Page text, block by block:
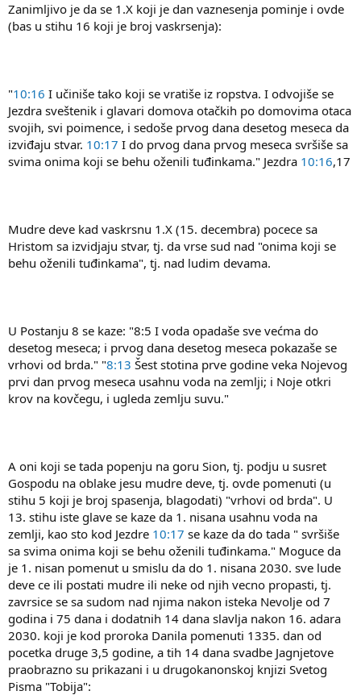
Zanimljivo je da se 1.X koji je dan vaznesenja pominje i ovde
(bas u stihu 16 koji je broj vaskrsenja):
"10:16 I učiniše tako koji se vratiše iz ropstva. I odvojiše se
Jezdra sveštenik i glavari domova otačkih po domovima otaca
svojih, svi poimence, i sedoše prvog dana desetog meseca da
izviđaju stvar. 10:17 I do prvog dana prvog meseca svršiše sa
svima onima koji se behu oženili tuđinkama." Jezdra 10:16,17
Mudre deve kad vaskrsnu 1.X (15. decembra) pocece sa
Hristom sa izvidjaju stvar, tj. da vrse sud nad "onima koji se
behu oženili tuđinkama", tj. nad ludim devama.
U Postanju 8 se kaze: "8:5 I voda opadaše sve većma do
desetog meseca; i prvog dana desetog meseca pokazaše se
vrhovi od brda." "8:13 Šest stotina prve godine veka Nojevog
prvi dan prvog meseca usahnu voda na zemlji; i Noje otkri
krov na kovčegu, i ugleda zemlju suvu."
A oni koji se tada popenju na goru Sion, tj. podju u susret
Gospodu na oblake jesu mudre deve, tj. ovde pomenuti (u
stihu 5 koji je broj spasenja, blagodati) "vrhovi od brda". U
13. stihu iste glave se kaze da 1. nisana usahnu voda na
zemlji, kao sto kod Jezdre 10:17 se kaze da do tada " svršiše
sa svima onima koji se behu oženili tuđinkama." Moguce da
je 1. nisan pomenut u smislu da do 1. nisana 2030. sve lude
deve ce ili postati mudre ili neke od njih vecno propasti, tj.
zavrsice se sa sudom nad njima nakon isteka Nevolje od 7
godina i 75 dana i dodatnih 14 dana slavlja nakon 16. adara
2030. koji je kod proroka Danila pomenuti 1335. dan od
pocetka druge 3,5 godine, a tih 14 dana svadbe Jagnjetove
praobrazno su prikazani i u drugokanonskoj knjizi Svetog
Pisma "Tobija":